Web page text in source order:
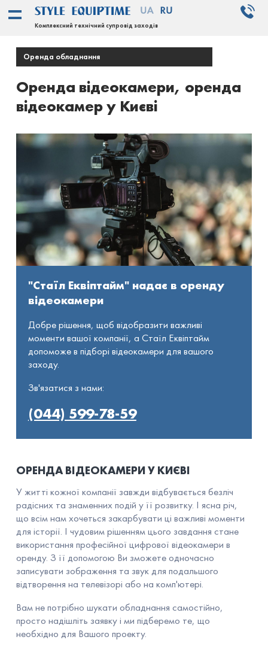
Комплексний технічний супровід заходів
Оренда відеокамери, оренда
відеокамер у Києві
Оренда обладнання
"Стаїл Еквіптайм" надає в оренду
відеокамери
Добре рішення, щоб відобразити важливі
моменти вашої компанії, а Стаїл Еквіптайм
допоможе в підборі відеокамери для вашого
заходу.
Зв'язатися з нами:
(044) 599-78-59
ОРЕНДА ВІДЕОКАМЕРИ У КИЄВІ
У житті кожної компанії завжди відбувається безліч
радісних та знаменних подій у її розвитку. І ясна річ,
що всім нам хочеться закарбувати ці важливі моменти
для історії. І чудовим рішенням цього завдання стане
використання професійної цифрової відеокамери в
оренду. З її допомогою Ви зможете одночасно
записувати зображення та звук для подальшого
відтворення на телевізорі або на комп'ютері.
Вам не потрібно шукати обладнання самостійно,
просто надішліть заявку і ми підберемо те, що
необхідно для Вашого проекту.